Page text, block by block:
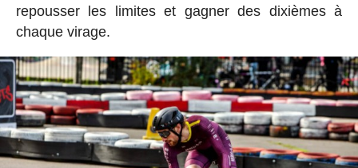
repousser les limites et gagner des dixièmes à
chaque virage.